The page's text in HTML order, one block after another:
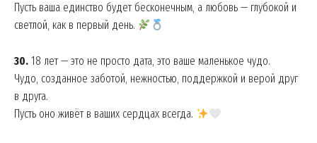
News Week
Magazine PRO
Пусть ваша единство будет бесконечным, а любовь — глубокой и
светлой, как в первый день.
30. 18 лет — это не просто дата, это ваше маленькое чудо.
Чудо, созданное заботой, нежностью, поддержкой и верой друг
в друга.
Пусть оно живёт в ваших сердцах всегда.